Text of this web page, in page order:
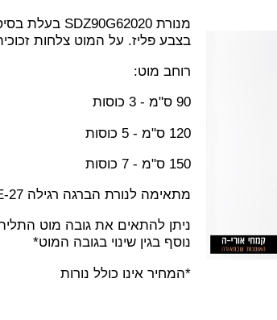
מנורת SDZ90G62020
ניתן להתאים את גובה מוט התליה
נוסף בגין שינוי בגובה המוט*